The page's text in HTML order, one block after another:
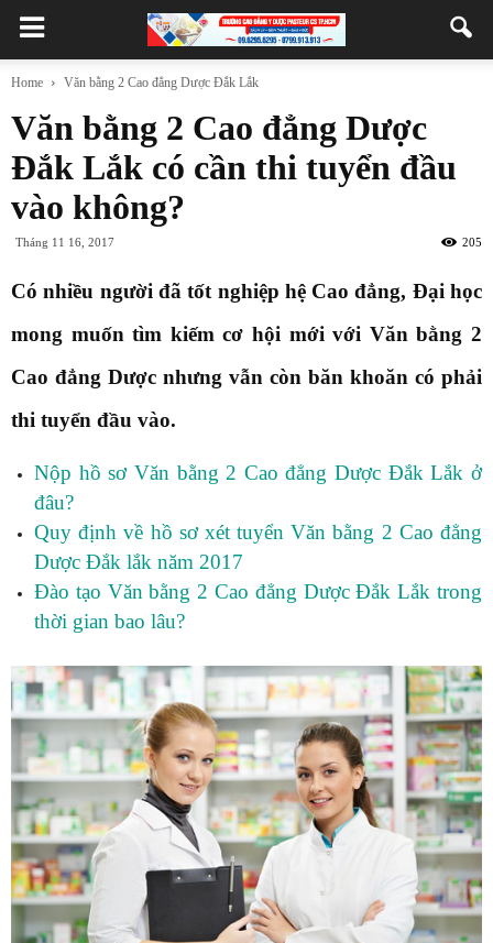
Home Văn bằng 2 Cao đẳng Dược Đắk Lắk
Văn bằng 2 Cao đẳng Dược
Đắk Lắk có cần thi tuyển đầu
vào không?
Tháng 11 16, 2017 205
Có nhiều người đã tốt nghiệp hệ Cao đẳng, Đại học
mong muốn tìm kiếm cơ hội mới với Văn bằng 2
Cao đẳng Dược nhưng vẫn còn băn khoăn có phải
thi tuyển đầu vào.
Nộp hồ sơ Văn bằng 2 Cao đẳng Dược Đắk Lắk ở
đâu?
Quy định về hồ sơ xét tuyển Văn bằng 2 Cao đẳng
Dược Đắk lắk năm 2017
Đào tạo Văn bằng 2 Cao đẳng Dược Đắk Lắk trong
thời gian bao lâu?